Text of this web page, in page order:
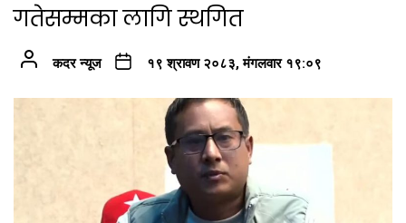
गतेसम्मका लागि स्थगित
कदर न्यूज १९ श्रावण २०८३, मंगलवार १९:०९